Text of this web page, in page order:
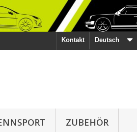
Deutsch
Kontakt
ZUBEHÖR